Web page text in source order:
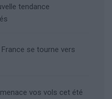
tendance
se tourne vers
vos vols cet été